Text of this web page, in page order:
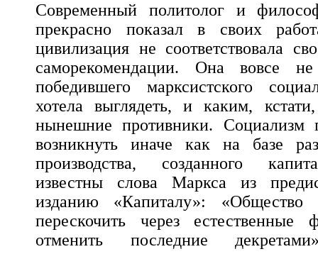
Современный политолог и
прекрасно показал в своих
цивилизация не соответствовала
саморекомендации. Она вовсе
победившего марксистского
хотела выглядеть, и каким,
нынешние противники.
возникнуть иначе как на базе
производства, созданного
известны слова Маркса из
изданию «Капиталу»:
перескочить через естественные
отменить последние